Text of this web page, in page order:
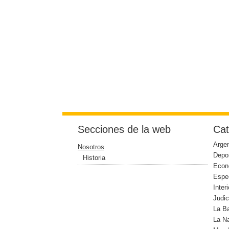
Secciones de la web
Nosotros
Historia
La
La